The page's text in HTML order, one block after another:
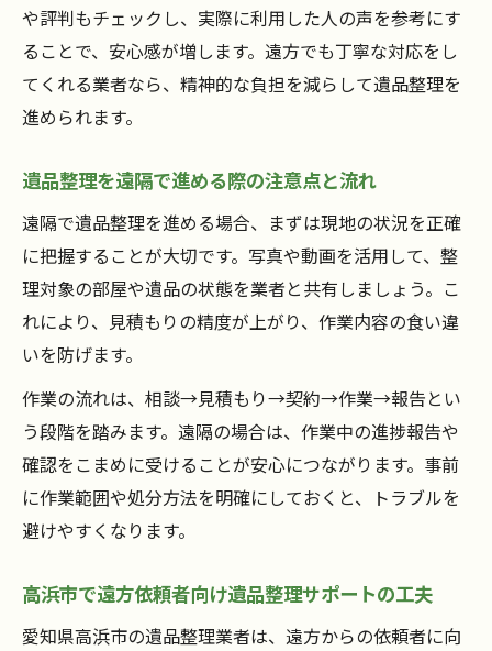
や評判もチェックし、実際に利用した人の声を参考にす
ることで、安心感が増します。遠方でも丁寧な対応をし
てくれる業者なら、精神的な負担を減らして遺品整理を
進められます。
遺品整理を遠隔で進める際の注意点と流れ
遠隔で遺品整理を進める場合、まずは現地の状況を正確
に把握することが大切です。写真や動画を活用して、整
理対象の部屋や遺品の状態を業者と共有しましょう。こ
れにより、見積もりの精度が上がり、作業内容の食い違
いを防げます。
作業の流れは、相談→見積もり→契約→作業→報告とい
う段階を踏みます。遠隔の場合は、作業中の進捗報告や
確認をこまめに受けることが安心につながります。事前
に作業範囲や処分方法を明確にしておくと、トラブルを
避けやすくなります。
高浜市で遠方依頼者向け遺品整理サポートの工夫
愛知県高浜市の遺品整理業者は、遠方からの依頼者に向